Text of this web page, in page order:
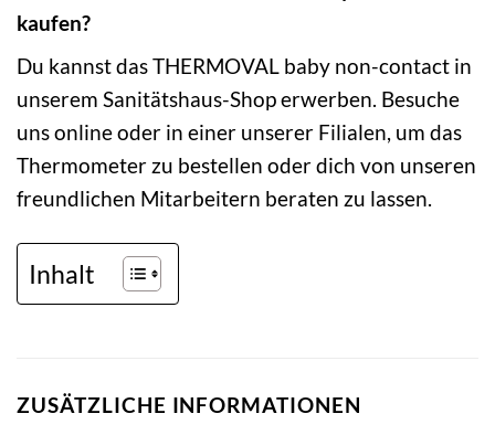
kaufen?
Du kannst das THERMOVAL baby non-contact in
unserem Sanitätshaus-Shop erwerben. Besuche
uns online oder in einer unserer Filialen, um das
Thermometer zu bestellen oder dich von unseren
freundlichen Mitarbeitern beraten zu lassen.
Inhalt
ZUSÄTZLICHE INFORMATIONEN